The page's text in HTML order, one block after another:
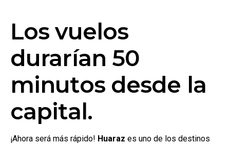
Los vuelos
durarían 50
minutos desde la
capital.
¡Ahora será más rápido! Huaraz es uno de los destinos